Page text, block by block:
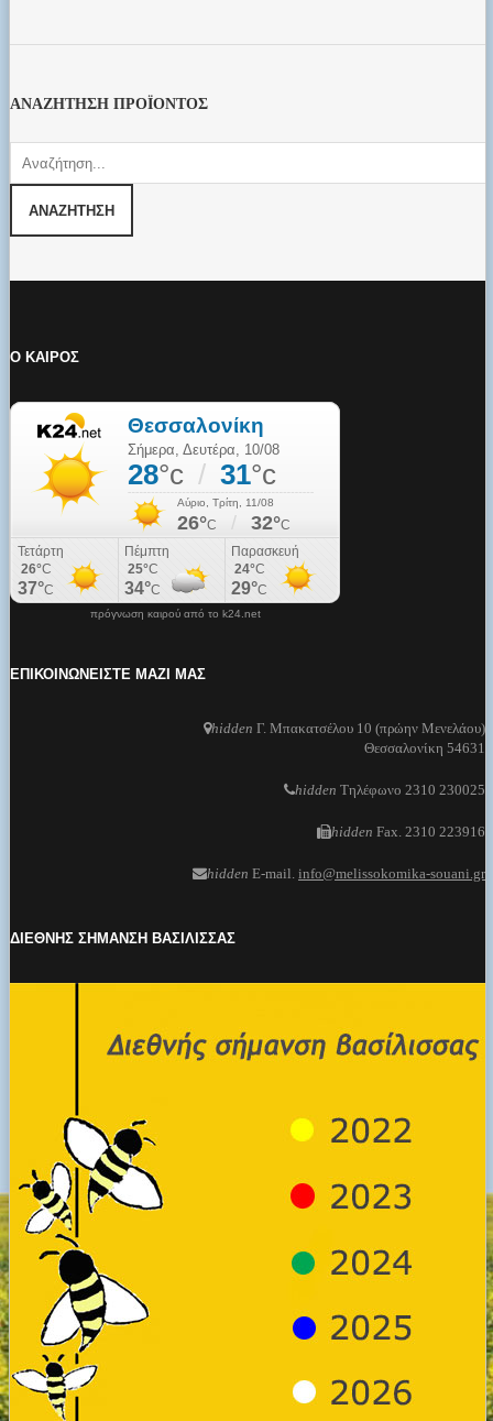
ΑΝΑΖΗΤΗΣΗ ΠΡΟΪΟΝΤΟΣ
Ο ΚΑΙΡΟΣ
πρόγνωση καιρού από το k24.net
ΕΠΙΚΟΙΝΩΝΕΙΣΤΕ ΜΑΖΙ ΜΑΣ
hidden Γ. Μπακατσέλου 10 (πρώην Μενελάου)
Θεσσαλονίκη 54631
hidden Τηλέφωνο 2310 230025
hidden Fax. 2310 223916
hidden E-mail. info@melissokomika-souani.gr
ΔΙΕΘΝΗΣ ΣΗΜΑΝΣΗ ΒΑΣΙΛΙΣΣΑΣ